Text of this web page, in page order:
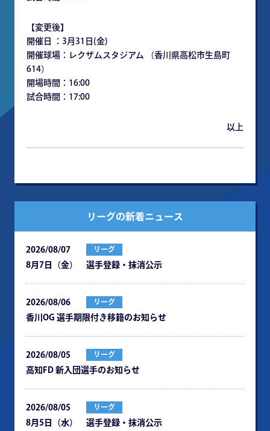
【変更後】
開催日 ：3月31日(金)
開催球場：レクザムスタジアム （香川県高松市生島町
614）
開場時間：16:00
試合時間：17:00
以上
リーグの新着ニュース
2026/08/07 リーグ
8月7日（金） 選手登録・抹消公示
2026/08/06 リーグ
⾹川OG 選⼿期限付き移籍のお知らせ
2026/08/05 リーグ
⾼知FD 新⼊団選⼿のお知らせ
2026/08/05 リーグ
8月5日（水） 選手登録・抹消公示